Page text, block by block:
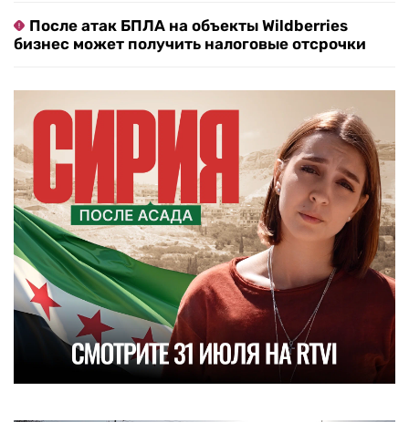
После атак БПЛА на объекты Wildberries
бизнес может получить налоговые отсрочки